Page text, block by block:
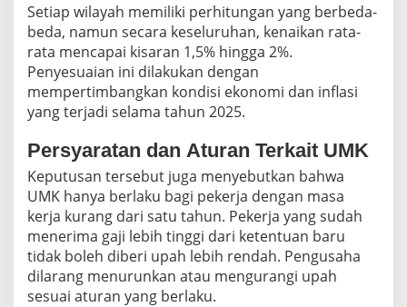
Setiap wilayah memiliki perhitungan yang berbeda-
beda, namun secara keseluruhan, kenaikan rata-
rata mencapai kisaran 1,5% hingga 2%.
Penyesuaian ini dilakukan dengan
mempertimbangkan kondisi ekonomi dan inflasi
yang terjadi selama tahun 2025.
Persyaratan dan Aturan Terkait UMK
Keputusan tersebut juga menyebutkan bahwa
UMK hanya berlaku bagi pekerja dengan masa
kerja kurang dari satu tahun. Pekerja yang sudah
menerima gaji lebih tinggi dari ketentuan baru
tidak boleh diberi upah lebih rendah. Pengusaha
dilarang menurunkan atau mengurangi upah
sesuai aturan yang berlaku.